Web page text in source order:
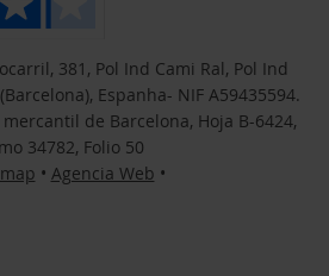
381, Pol Ind Cami Ral, Pol Ind
Espanha- NIF A59435594.
de Barcelona, Hoja B-6424,
34782, Folio 50
• Agencia Web •